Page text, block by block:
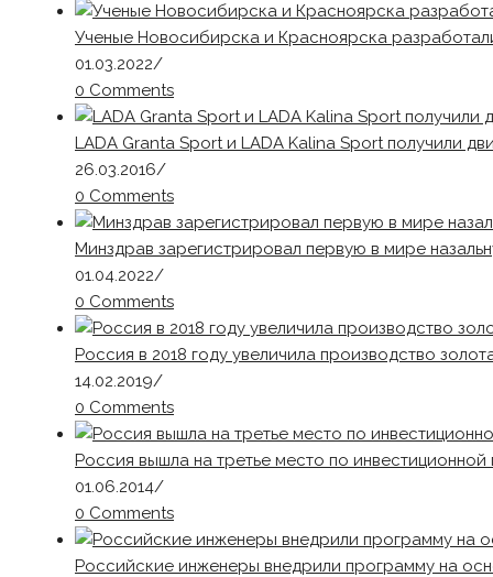
Ученые Новосибирска и Красноярска
01.03.2022/
0 Comments
LADA Granta Sport и LADA Kalina Sport получили
26.03.2016/
0 Comments
Минздрав зарегистрировал первую в мире
01.04.2022/
0 Comments
Россия в 2018 году увеличила производство
14.02.2019/
0 Comments
Россия вышла на третье место по инвестиционной
01.06.2014/
0 Comments
Российские инженеры внедрили программу на